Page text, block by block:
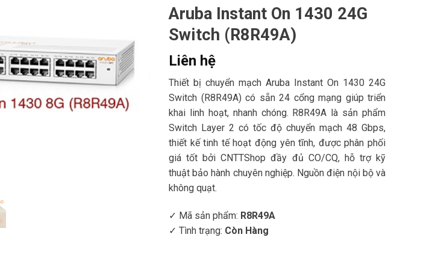
Aruba Instant On 1430 24G
Switch (R8R49A)
Liên hệ
Thiết bị chuyển mạch Aruba Instant On 1430 24G
Switch (R8R49A) có sẵn 24 cổng mạng giúp triển
khai linh hoạt, nhanh chóng. R8R49A là sản phẩm
Switch Layer 2 có tốc độ chuyển mạch 48 Gbps,
thiết kế tinh tế hoạt động yên tĩnh, được phân phối
giá tốt bởi CNTTShop đầy đủ CO/CQ, hỗ trợ kỹ
thuật bảo hành chuyên nghiệp. Nguồn điện nội bộ và
không quạt.
✓ Mã sản phẩm: R8R49A
✓ Tình trạng: Còn Hàng